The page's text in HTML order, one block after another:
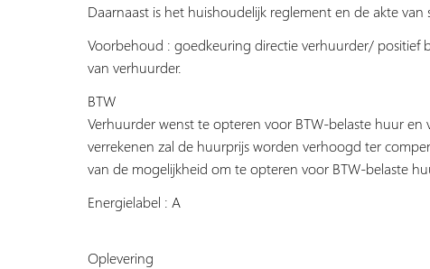
Daarnaast is het huishoudelijk reglement en de akte van
Voorbehoud : goedkeuring directie verhuurder/ positief
van verhuurder.
BTW
Verhuurder wenst te opteren voor BTW-belaste huur
verrekenen zal de huurprijs worden verhoogd ter
van de mogelijkheid om te opteren voor BTW-belaste
Energielabel : A
Oplevering